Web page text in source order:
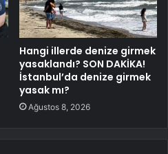
Hangi illerde denize girmek
yasaklandı? SON DAKİKA!
İstanbul’da denize girmek
yasak mı?
Ağustos 8, 2026